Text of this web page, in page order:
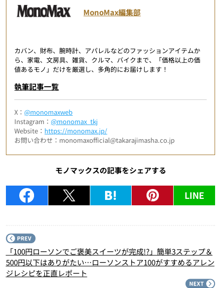
MonoMax編集部
カバン、財布、腕時計、アパレルなどのファッションアイテムか
ら、家電、文房具、雑貨、クルマ、バイクまで、「価格以上の価
値あるモノ」だけを厳選し、多角的にお届けします！
執筆記事一覧
X：@monomaxweb
Instagram：@monomax_tkj
Website： https://monomax.jp/
お問い合わせ：monomaxofficial@takarajimasha.co.jp
モノマックスの記事をシェアする
LINE
「100円ローソンでご褒美スイーツが完成!?」簡単3ステップ＆
500円以下はありがたい…ローソンストア100がすすめるアレン
ジレシピを正直レポート